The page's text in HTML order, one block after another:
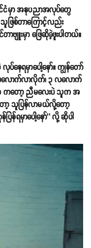
င်ငံမှာ အနုပညာအလုပ်တွေ
ဖြစ်တာကြောင့်လည်း
ျူးမှာ ဖြေဆိုခဲ့ဖူးပါတယ်။
ေရမှာပေါ့နော်။ ကျွန်တော်
ောက်လာလိုက်၊ ၃ လလောက်
ကတော့ ညီမလေးပဲ သူက အ
ာ့ သူပြန်လာမယ်လို့တော့
န်ရမှာပေါ့နော်’’ လို့ ဆိုပါ